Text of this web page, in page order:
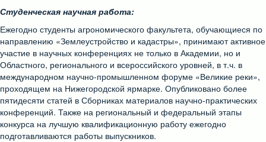
Студенческая научная работа:
Ежегодно студенты агрономического факультета, обучающиеся по
направлению «Землеустройство и кадастры», принимают активное
участие в научных конференциях не только в Академии, но и
Областного, регионального и всероссийского уровней, в т.ч. в
международном научно-промышленном форуме «Великие реки»,
проходящем на Нижегородской ярмарке. Опубликовано более
пятидесяти статей в Сборниках материалов научно-практических
конференций. Также на региональный и федеральный этапы
конкурса на лучшую квалификационную работу ежегодно
подготавливаются работы выпускников.